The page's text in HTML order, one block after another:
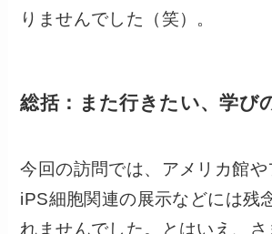
りませんでした（笑）。
総括：また行きたい、学び
今回の訪問では、アメリカ館や
iPS細胞関連の展示などには残
れませんでした。とはいえ、